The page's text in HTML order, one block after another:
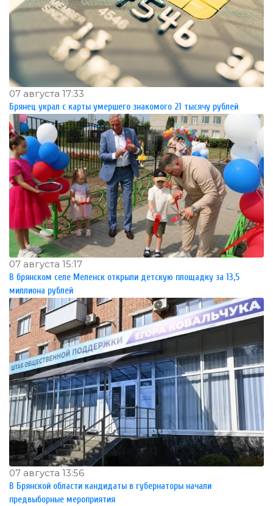
07 августа 17:33
Брянец украл с карты умершего знакомого 21 тысячу рублей
07 августа 15:17
В брянском селе Меленск открыли детскую площадку за 13,5
миллиона рублей
07 августа 13:56
В Брянской области кандидаты в губернаторы начали
предвыборные мероприятия